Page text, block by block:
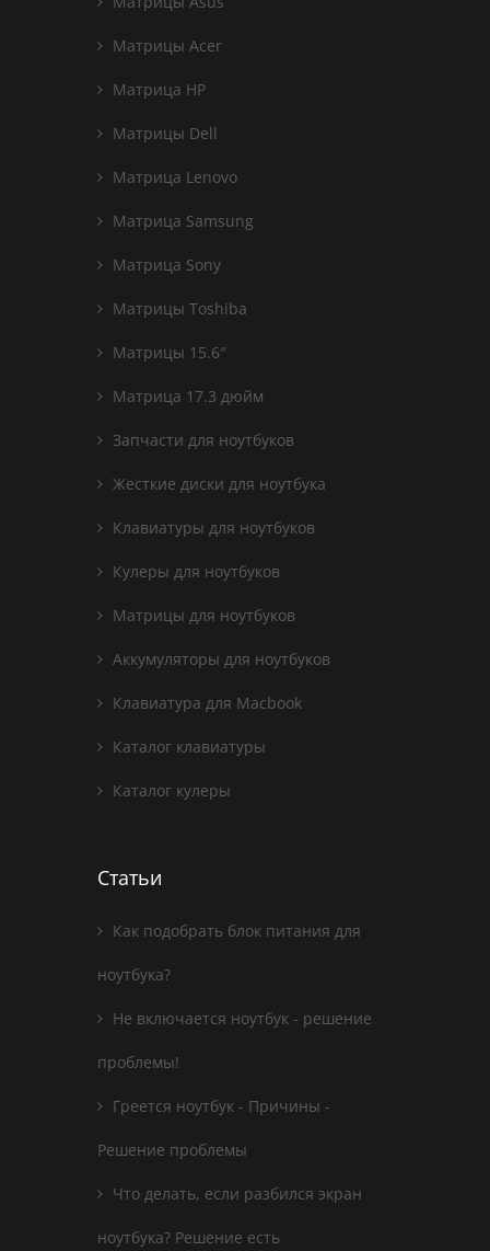
Матрицы Acer
Матрица HP
Матрицы Dell
Матрица Lenovo
Матрица Samsung
Матрица Sony
Матрицы Toshiba
Матрицы 15.6″
Матрица 17.3 дюйм
Запчасти для ноутбуков
Жесткие диски для ноутбука
Клавиатуры для ноутбуков
Кулеры для ноутбуков
Матрицы для ноутбуков
Аккумуляторы для ноутбуков
Клавиатура для Macbook
Каталог клавиатуры
Каталог кулеры
Статьи
Как подобрать блок питания для
ноутбука?
Не включается ноутбук - решение
проблемы!
Греется ноутбук - Причины -
Решение проблемы
Что делать, если разбился экран
ноутбука? Решение есть